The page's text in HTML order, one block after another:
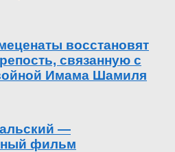
восстановят
связанную с
Имама Шамиля
—
фильм